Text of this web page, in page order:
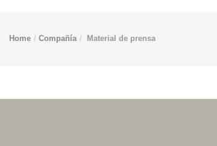
Home Compañía Material de prensa